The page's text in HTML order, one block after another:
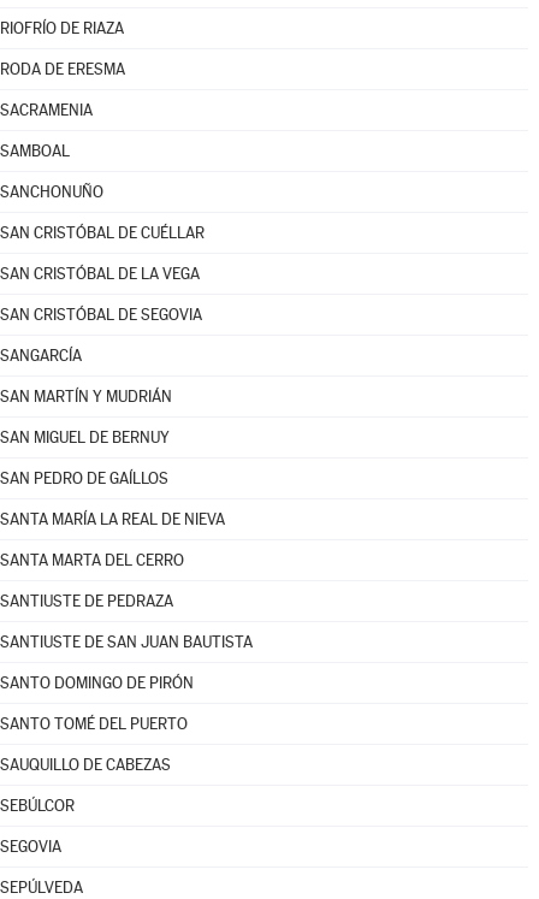
RIOFRÍO DE RIAZA
RODA DE ERESMA
SACRAMENIA
SAMBOAL
SANCHONUÑO
SAN CRISTÓBAL DE CUÉLLAR
SAN CRISTÓBAL DE LA VEGA
SAN CRISTÓBAL DE SEGOVIA
SANGARCÍA
SAN MARTÍN Y MUDRIÁN
SAN MIGUEL DE BERNUY
SAN PEDRO DE GAÍLLOS
SANTA MARÍA LA REAL DE NIEVA
SANTA MARTA DEL CERRO
SANTIUSTE DE PEDRAZA
SANTIUSTE DE SAN JUAN BAUTISTA
SANTO DOMINGO DE PIRÓN
SANTO TOMÉ DEL PUERTO
SAUQUILLO DE CABEZAS
SEBÚLCOR
SEGOVIA
SEPÚLVEDA